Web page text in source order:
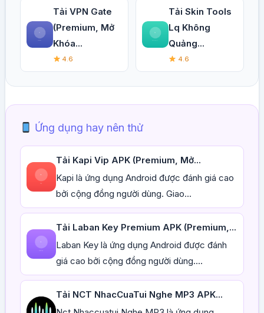
Tải VPN Gate
(Premium, Mở
Khóa...
4.6
Tải Skin Tools
Lq Không
Quảng...
4.6
Ứng dụng hay nên thử
Tải Kapi Vip APK (Premium, Mở...
Kapi là ứng dụng Android được đánh giá cao
bởi cộng đồng người dùng. Giao...
Tải Laban Key Premium APK (Premium,...
Laban Key là ứng dụng Android được đánh
giá cao bởi cộng đồng người dùng....
Tải NCT NhacCuaTui Nghe MP3 APK...